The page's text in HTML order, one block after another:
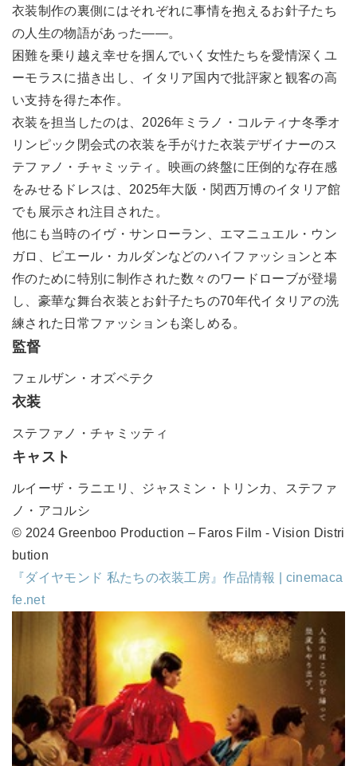
衣装制作の裏側にはそれぞれに事情を抱えるお針子たち
の人生の物語があった――。
困難を乗り越え幸せを掴んでいく女性たちを愛情深くユ
ーモラスに描き出し、イタリア国内で批評家と観客の高
い支持を得た本作。
衣装を担当したのは、2026年ミラノ・コルティナ冬季オ
リンピック閉会式の衣装を手がけた衣装デザイナーのス
テファノ・チャミッティ。映画の終盤に圧倒的な存在感
をみせるドレスは、2025年大阪・関西万博のイタリア館
でも展示され注目された。
他にも当時のイヴ・サンローラン、エマニュエル・ウン
ガロ、ピエール・カルダンなどのハイファッションと本
作のために特別に制作された数々のワードローブが登場
し、豪華な舞台衣装とお針子たちの70年代イタリアの洗
練された日常ファッションも楽しめる。
監督
フェルザン・オズペテク
衣装
ステファノ・チャミッティ
キャスト
ルイーザ・ラニエリ、ジャスミン・トリンカ、ステファ
ノ・アコルシ
© 2024 Greenboo Production ‒ Faros Film - Vision Distri
bution
『ダイヤモンド 私たちの衣装工房』作品情報 | cinemaca
fe.net